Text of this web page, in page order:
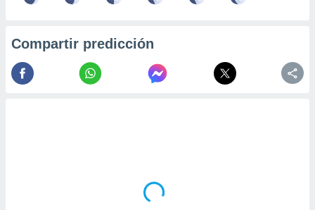
Compartir predicción